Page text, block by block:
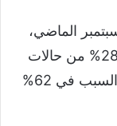
الماضي،
وبحلول نوفمبر كان مسؤولا عن حوالي 28% من حالات
كوفيد-19 في لندن، وفي ديسمبر أصبح السبب في 62%